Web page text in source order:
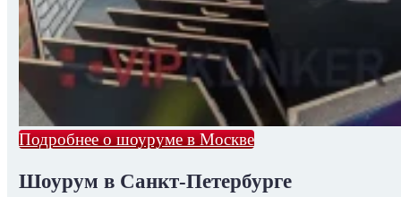
Подробнее о шоуруме в Москве
Шоурум в Санкт-Петербурге